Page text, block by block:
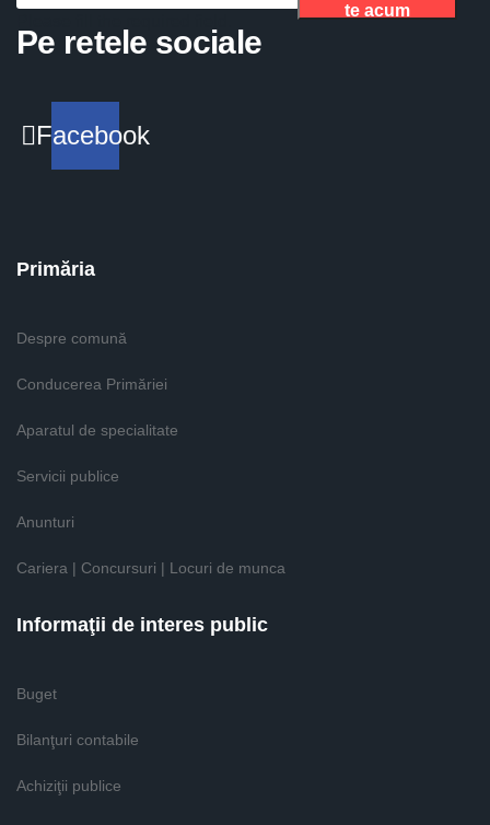
te acum
Pe retele sociale
Facebook
Primăria
Despre comună
Conducerea Primăriei
Aparatul de specialitate
Servicii publice
Anunturi
Cariera | Concursuri | Locuri de munca
Informaţii de interes public
Buget
Bilanţuri contabile
Achiziţii publice